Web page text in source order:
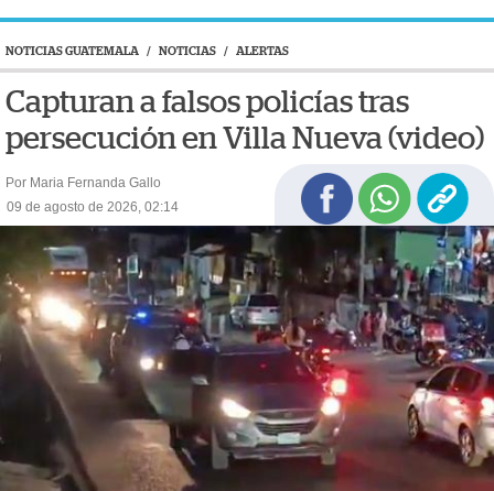
NOTICIAS GUATEMALA / NOTICIAS / ALERTAS
Capturan a falsos policías tras
persecución en Villa Nueva (video)
Por Maria Fernanda Gallo
09 de agosto de 2026, 02:14